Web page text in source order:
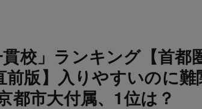
貫校」ランキング【首都
前版】入りやすいのに
都市大付属、1位は？